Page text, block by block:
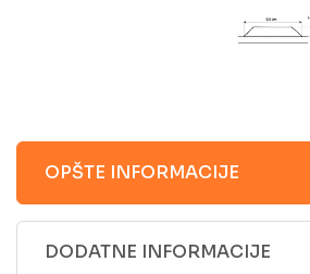
OPŠTE INFORMACIJE
DODATNE INFORMACIJE